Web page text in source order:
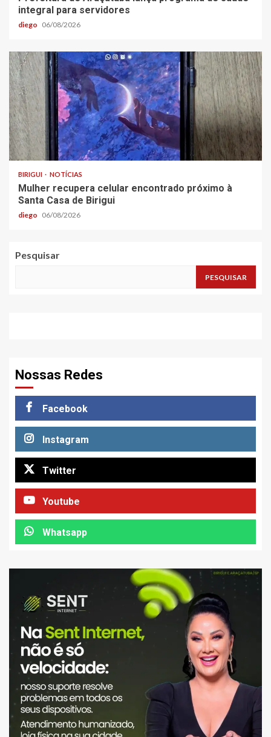
integral para servidores
diego 06/08/2026
BIRIGUI NOTÍCIAS
Mulher recupera celular encontrado próximo à
Santa Casa de Birigui
diego 06/08/2026
Pesquisar
PESQUISAR
Nossas Redes
Facebook
Instagram
Twitter
Youtube
Whatsapp